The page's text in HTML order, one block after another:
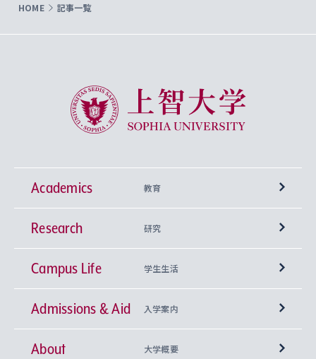
HOME 記事一覧
上智大学 Sophia University
Academics 教育
学部
神学部
文学部
総合人間科学部
興味から学科を探す
上智大学の全学共通教育
基盤教育センター
上智大学の語学教育
Research 研究
研究所 等
キリスト教文化研究所
中世思想研究所
Sophia Open Research Weeks (SORW)
産官学連携
Campus Life 学生生活
学期区分と授業時間割
課外活動
Admissions & Aid 入学案内
上智大学で取得できる学位
About 大学概要